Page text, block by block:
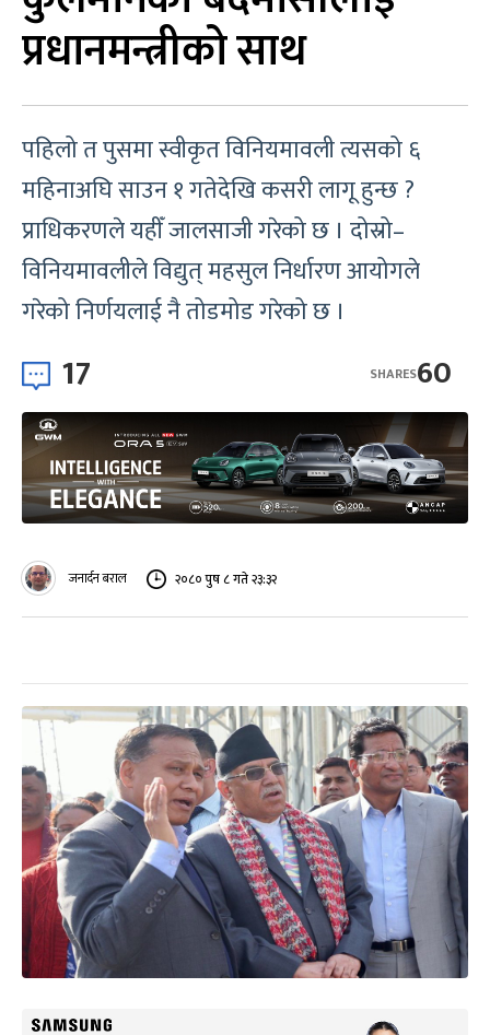
प्रधानमन्त्रीको साथ
पहिलो त पुसमा स्वीकृत विनियमावली त्यसको ६
महिनाअघि साउन १ गतेदेखि कसरी लागू हुन्छ ?
प्राधिकरणले यहीँ जालसाजी गरेको छ । दोस्रो–
विनियमावलीले विद्युत् महसुल निर्धारण आयोगले
गरेको निर्णयलाई नै तोडमोड गरेको छ ।
17 60
SHARES
जनार्दन बराल २०८० पुष ८ गते २३:३२